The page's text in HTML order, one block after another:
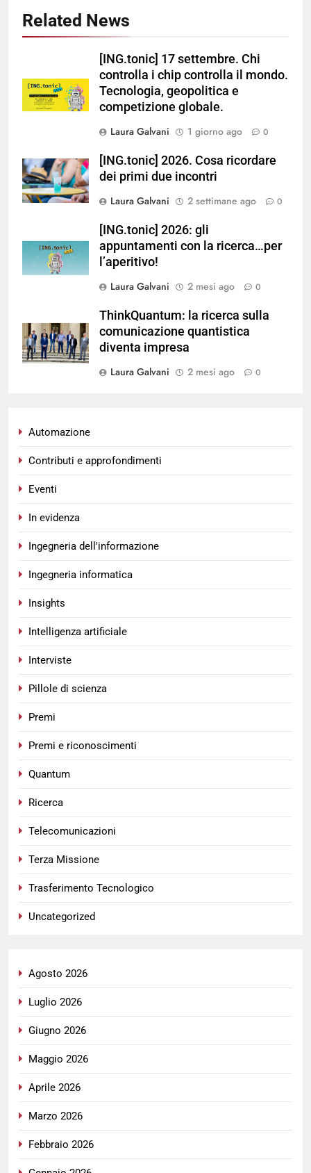
Automazione
Contributi e approfondimenti
Eventi
In evidenza
Ingegneria dell'informazione
Ingegneria informatica
Insights
Intelligenza artificiale
Interviste
Pillole di scienza
Premi
Premi e riconoscimenti
Quantum
Ricerca
Telecomunicazioni
Terza Missione
Trasferimento Tecnologico
Uncategorized
Agosto 2026
Luglio 2026
Giugno 2026
Maggio 2026
Aprile 2026
Marzo 2026
Febbraio 2026
Related News
[ING.tonic] 17 settembre. Chi
controlla i chip controlla il mondo.
Tecnologia, geopolitica e
competizione globale.
Laura Galvani
1 giorno ago 0
[ING.tonic] 2026. Cosa ricordare
dei primi due incontri
Laura Galvani
2 settimane ago 0
[ING.tonic] 2026: gli
appuntamenti con la ricerca…per
l’aperitivo!
Laura Galvani
2 mesi ago 0
ThinkQuantum: la ricerca sulla
comunicazione quantistica
diventa impresa
Laura Galvani
2 mesi ago 0